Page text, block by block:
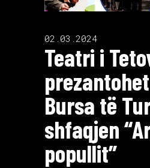
02.03.2024
Teatri i
Bursa të
shfaqjen
popullit”